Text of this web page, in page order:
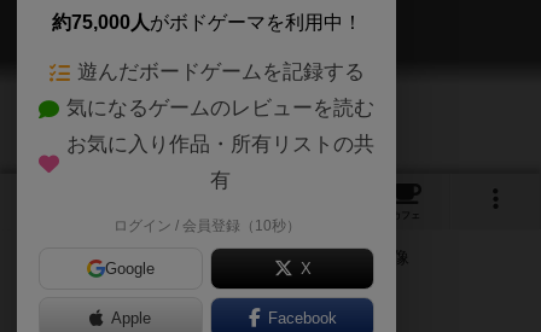
ドゥードゥルクエスト
Doodle Quest
カフェ
約75,000人がボドゲーマを利用中！
遊んだボードゲームを記録する
気になるゲームのレビューを読む
お気に入り作品・所有リストの共
有
ログイン / 会員登録（10秒）
Google X
Apple Facebook